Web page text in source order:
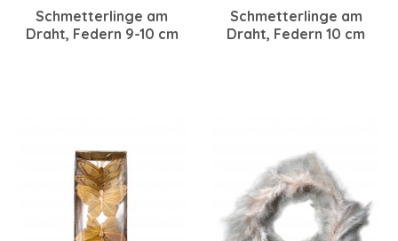
Schmetterlinge am
Draht, Federn 9-10 cm
Schmetterlinge am
Draht, Federn 10 cm